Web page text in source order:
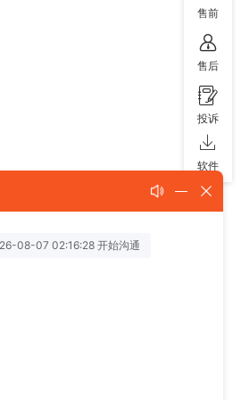
英语和汉语两大语言，更
导致满盘皆输。
好基础。其中包括了调
等等。若都能熟知这些
售前
售后
投诉
软件